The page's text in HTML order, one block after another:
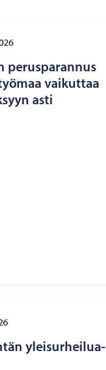
pe­rus­pa­ran­nus
vai­kut­taa
asti
ylei­sur­hei­lua­